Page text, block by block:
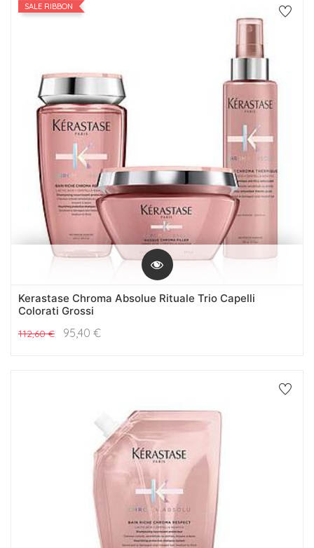
SALE RIBBON
Kerastase Chroma Absolue Rituale Trio Capelli
Colorati Grossi
112,60€ 95,40 €